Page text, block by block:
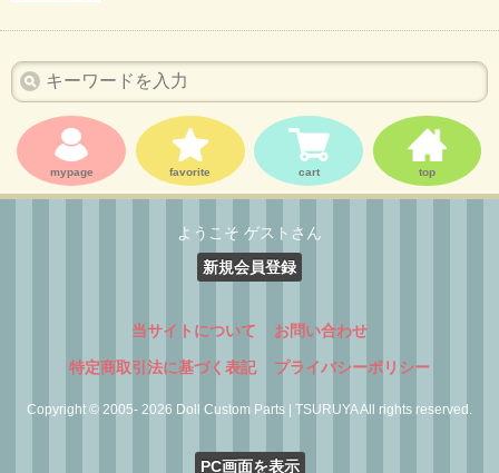
mypage favorite cart top
ようこそ ゲストさん
新規会員登録
当サイトについて お問い合わせ
特定商取引法に基づく表記 プライバシーポリシー
Copyright © 2005- 2026 Doll Custom Parts | TSURUYA All rights reserved.
PC画面を表示